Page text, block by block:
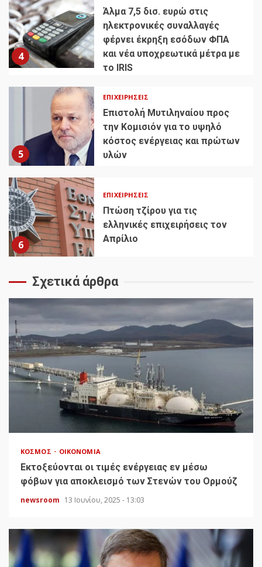
4
Άλμα 7,5 δισ. ευρώ στις
ηλεκτρονικές συναλλαγές
φέρνει έκρηξη εσόδων ΦΠΑ
και νέα υποχρεωτικά μέτρα με
το IRIS
5
ΕΠΙΧΕΙΡΉΣΕΙΣ
Επιστολή Μυτιληναίου προς
την Κομισιόν για το υψηλό
κόστος ενέργειας και πρώτων
υλών
6
ΕΠΙΧΕΙΡΉΣΕΙΣ
Πτώση τζίρου για τις
ελληνικές επιχειρήσεις τον
Απρίλιο
Σχετικά άρθρα
ΚΌΣΜΟΣ ΟΙΚΟΝΟΜΊΑ
Εκτοξεύονται οι τιμές ενέργειας εν μέσω
φόβων για αποκλεισμό των Στενών του Ορμούζ
newsroom 13 Ιουνίου, 2025 - 13:03